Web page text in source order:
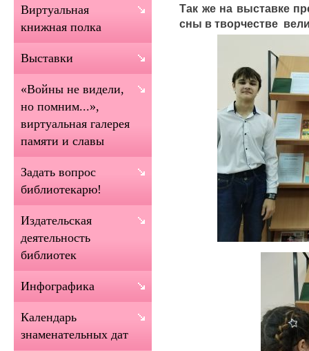
Так же на выставке
сны в творчестве
Виртуальная
книжная полка
Выставки
«Войны не видели,
но помним...»,
виртуальная галерея
памяти и славы
Задать вопрос
библиотекарю!
Издательская
деятельность
библиотек
Инфографика
Календарь
знаменательных дат